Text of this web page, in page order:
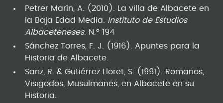
Petrer Marín, A. (2010). La villa de Albacete en
la Baja Edad Media. Instituto de Estudios
Albaceteneses. N.º 194
Sánchez Torres, F. J. (1916). Apuntes para la
Historia de Albacete.
Sanz, R. & Gutiérrez Lloret, S. (1991). Romanos,
Visigodos, Musulmanes, en Albacete en su
Historia.